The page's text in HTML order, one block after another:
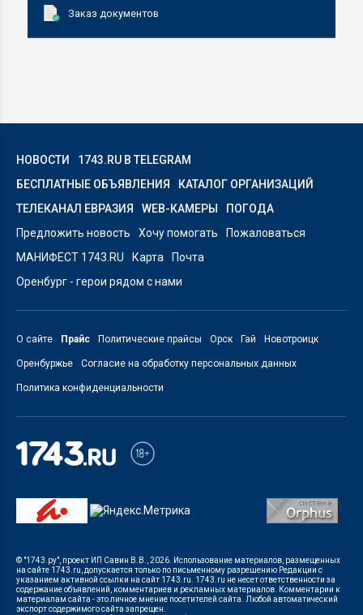
Заказ документов
НОВОСТИ
1743.RU В TELEGRAM
БЕСПЛАТНЫЕ ОБЪЯВЛЕНИЯ
КАТАЛОГ ОРГАНИЗАЦИЙ
ТЕЛЕКАНАЛ ЕВРАЗИЯ
WEB-КАМЕРЫ
ПОГОДА
Предложить новость
Хочу помогать
Пожаловаться
МАНИФЕСТ 1743.RU
Карта
Почта
Оренбург - герои рядом с нами
О сайте Прайс Политические прайсы Орск Гай Новотроицк
Оренбуржье Согласие на обработку персональных данных
Политика конфиденциальности
© "1743.ру", проект ИП Савин В.В., 2026. Использование материалов, размещенных
на сайте 1743.ru, допускается только по письменному разрешению Редакции с
указанием активной ссылки на сайт 1743.ru. 1743.ru не несет ответственности за
содержание объявлений, комментариев и рекламных материалов. Комментарии к
материалам сайта - это личное мнение посетителей сайта. Любой автоматический
экспорт содержимого сайта запрещен.